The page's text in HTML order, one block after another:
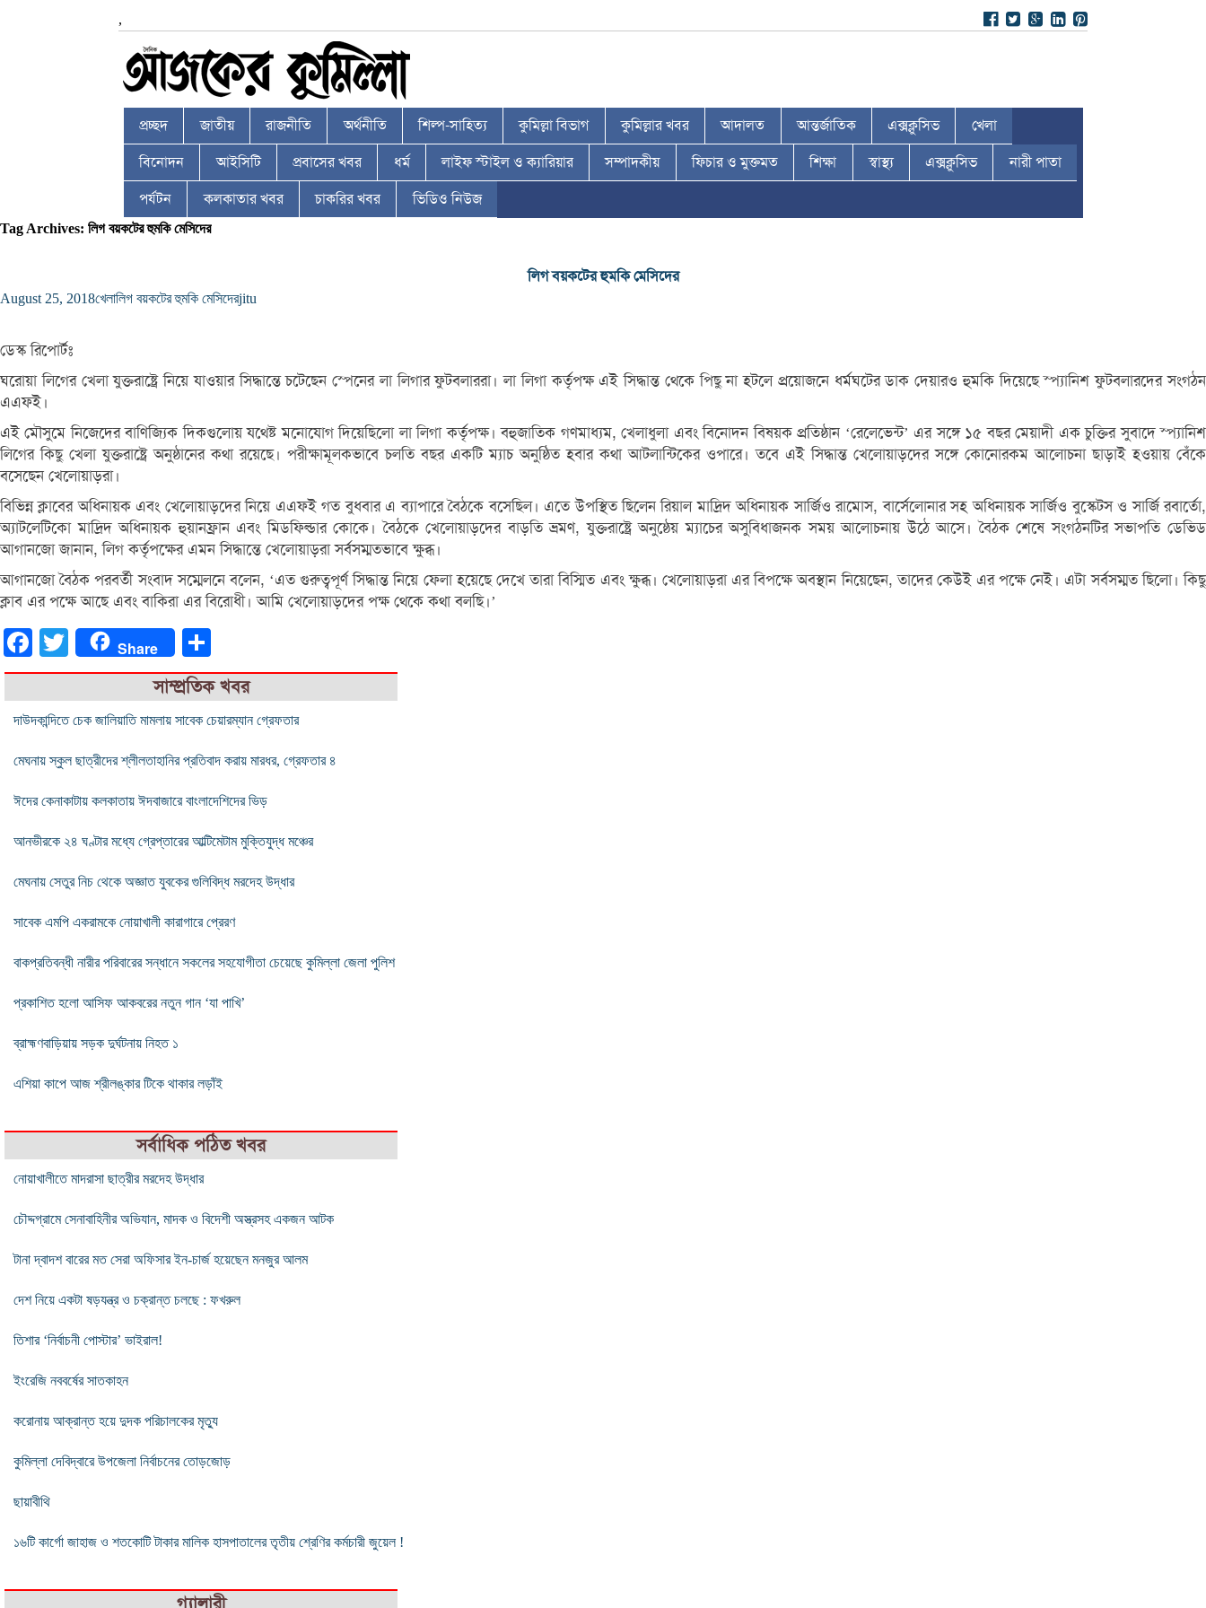
,
প্রচ্ছদ জাতীয় রাজনীতি অর্থনীতি শিল্প-সাহিত্য কুমিল্লা বিভাগ কুমিল্লার খবর আদালত আন্তর্জাতিক এক্সক্লুসিভ খেলা
বিনোদন আইসিটি প্রবাসের খবর ধর্ম লাইফ স্টাইল ও ক্যারিয়ার সম্পাদকীয় ফিচার ও মুক্তমত শিক্ষা স্বাস্থ্য এক্সক্লুসিভ নারী পাতা
পর্যটন কলকাতার খবর চাকরির খবর ভিডিও নিউজ
Tag Archives: লিগ বয়কটের হুমকি মেসিদের
লিগ বয়কটের হুমকি মেসিদের
August 25, 2018খেলালিগ বয়কটের হুমকি মেসিদেরjitu
ডেস্ক রিপোর্টঃ
ঘরোয়া লিগের খেলা যুক্তরাষ্ট্রে নিয়ে যাওয়ার সিদ্ধান্তে চটেছেন স্পেনের লা লিগার ফুটবলাররা। লা লিগা কর্তৃপক্ষ এই সিদ্ধান্ত থেকে পিছু না হটলে প্রয়োজনে ধর্মঘটের ডাক দেয়ারও হুমকি দিয়েছে স্প্যানিশ ফুটবলারদের সংগঠন
এএফই।
এই মৌসুমে নিজেদের বাণিজ্যিক দিকগুলোয় যথেষ্ট মনোযোগ দিয়েছিলো লা লিগা কর্তৃপক্ষ। বহুজাতিক গণমাধ্যম, খেলাধুলা এবং বিনোদন বিষয়ক প্রতিষ্ঠান ‘রেলেভেন্ট’ এর সঙ্গে ১৫ বছর মেয়াদী এক চুক্তির সুবাদে স্প্যানিশ
লিগের কিছু খেলা যুক্তরাষ্ট্রে অনুষ্ঠানের কথা রয়েছে। পরীক্ষামূলকভাবে চলতি বছর একটি ম্যাচ অনুষ্ঠিত হবার কথা আটলান্টিকের ওপারে। তবে এই সিদ্ধান্ত খেলোয়াড়দের সঙ্গে কোনোরকম আলোচনা ছাড়াই হওয়ায় বেঁকে
বসেছেন খেলোয়াড়রা।
বিভিন্ন ক্লাবের অধিনায়ক এবং খেলোয়াড়দের নিয়ে এএফই গত বুধবার এ ব্যাপারে বৈঠকে বসেছিল। এতে উপস্থিত ছিলেন রিয়াল মাদ্রিদ অধিনায়ক সার্জিও রামোস, বার্সেলোনার সহ অধিনায়ক সার্জিও বুস্কেটস ও সার্জি রবার্তো,
অ্যাটলেটিকো মাদ্রিদ অধিনায়ক হুয়ানফ্রান এবং মিডফিল্ডার কোকে। বৈঠকে খেলোয়াড়দের বাড়তি ভ্রমণ, যুক্তরাষ্ট্রে অনুষ্ঠেয় ম্যাচের অসুবিধাজনক সময় আলোচনায় উঠে আসে। বৈঠক শেষে সংগঠনটির সভাপতি ডেভিড
আগানজো জানান, লিগ কর্তৃপক্ষের এমন সিদ্ধান্তে খেলোয়াড়রা সর্বসম্মতভাবে ক্ষুব্ধ।
আগানজো বৈঠক পরবর্তী সংবাদ সম্মেলনে বলেন, ‘এত গুরুত্বপূর্ণ সিদ্ধান্ত নিয়ে ফেলা হয়েছে দেখে তারা বিস্মিত এবং ক্ষুব্ধ। খেলোয়াড়রা এর বিপক্ষে অবস্থান নিয়েছেন, তাদের কেউই এর পক্ষে নেই। এটা সর্বসম্মত ছিলো। কিছু
ক্লাব এর পক্ষে আছে এবং বাকিরা এর বিরোধী। আমি খেলোয়াড়দের পক্ষ থেকে কথা বলছি।’
FacebookTwitter Share
সাম্প্রতিক খবর
দাউদকান্দিতে চেক জালিয়াতি মামলায় সাবেক চেয়ারম্যান গ্রেফতার
মেঘনায় স্কুল ছাত্রীদের শ্লীলতাহানির প্রতিবাদ করায় মারধর, গ্রেফতার ৪
ঈদের কেনাকাটায় কলকাতায় ঈদবাজারে বাংলাদেশিদের ভিড়
আনভীরকে ২৪ ঘণ্টার মধ্যে গ্রেপ্তারের আল্টিমেটাম মুক্তিযুদ্ধ মঞ্চের
মেঘনায় সেতুর নিচ থেকে অজ্ঞাত যুবকের গুলিবিদ্ধ মরদেহ উদ্ধার
সাবেক এমপি একরামকে নোয়াখালী কারাগারে প্রেরণ
বাকপ্রতিবন্ধী নারীর পরিবারের সন্ধানে সকলের সহযোগীতা চেয়েছে কুমিল্লা জেলা পুলিশ
প্রকাশিত হলো আসিফ আকবরের নতুন গান ‘যা পাখি’
ব্রাহ্মণবাড়িয়ায় সড়ক দুর্ঘটনায় নিহত ১
এশিয়া কাপে আজ শ্রীলঙ্কার টিকে থাকার লড়াঁই
সর্বাধিক পঠিত খবর
নোয়াখালীতে মাদরাসা ছাত্রীর মরদেহ উদ্ধার
চৌদ্দগ্রামে সেনাবাহিনীর অভিযান, মাদক ও বিদেশী অস্ত্রসহ একজন আটক
টানা দ্বাদশ বারের মত সেরা অফিসার ইন-চার্জ হয়েছেন মনজুর আলম
দেশ নিয়ে একটা ষড়যন্ত্র ও চক্রান্ত চলছে : ফখরুল
তিশার ‘নির্বাচনী পোস্টার’ ভাইরাল!
ইংরেজি নববর্ষের সাতকাহন
করোনায় আক্রান্ত হয়ে দুদক পরিচালকের মৃত্যু
কুমিল্লা দেবিদ্বারে উপজেলা নির্বাচনের তোড়জোড়
ছায়াবীথি
১৬টি কার্গো জাহাজ ও শতকোটি টাকার মালিক হাসপাতালের তৃতীয় শ্রেণির কর্মচারী জুয়েল !